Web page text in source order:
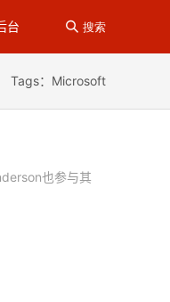
台  搜索
Tags：Microsoft
也参与其